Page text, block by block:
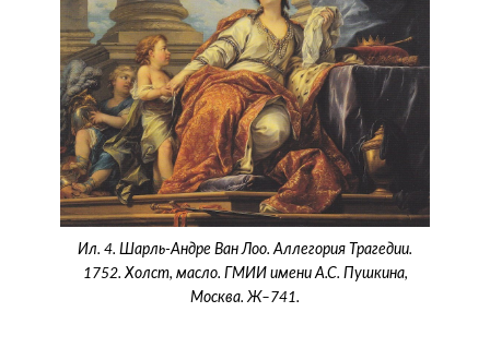
Ил. 4. Шарль-Андре Ван Лоо. Аллегория Трагедии.
1752. Холст, масло. ГМИИ имени А.С. Пушкина,
Москва. Ж–741.